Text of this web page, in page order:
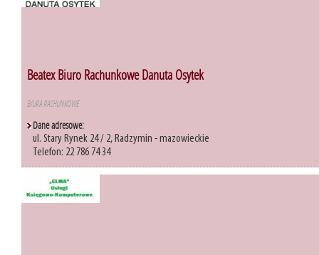
Beatex Biuro Rachunkowe Danuta Osytek
BIURA RACHUNKOWE
Dane adresowe:
ul. Stary Rynek 24 / 2, Radzymin - mazowieckie
Telefon: 22 786 74 34